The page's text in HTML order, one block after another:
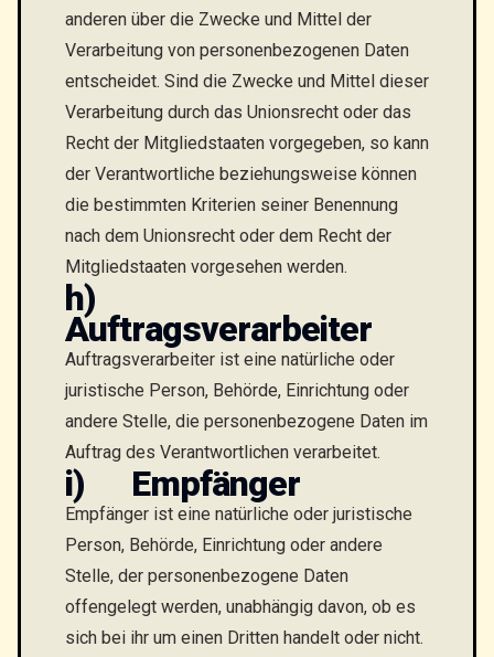
anderen über die Zwecke und Mittel der
Verarbeitung von personenbezogenen Daten
entscheidet. Sind die Zwecke und Mittel dieser
Verarbeitung durch das Unionsrecht oder das
Recht der Mitgliedstaaten vorgegeben, so kann
der Verantwortliche beziehungsweise können
die bestimmten Kriterien seiner Benennung
nach dem Unionsrecht oder dem Recht der
Mitgliedstaaten vorgesehen werden.
h)
Auftragsverarbeiter
Auftragsverarbeiter ist eine natürliche oder
juristische Person, Behörde, Einrichtung oder
andere Stelle, die personenbezogene Daten im
Auftrag des Verantwortlichen verarbeitet.
i) Empfänger
Empfänger ist eine natürliche oder juristische
Person, Behörde, Einrichtung oder andere
Stelle, der personenbezogene Daten
offengelegt werden, unabhängig davon, ob es
sich bei ihr um einen Dritten handelt oder nicht.